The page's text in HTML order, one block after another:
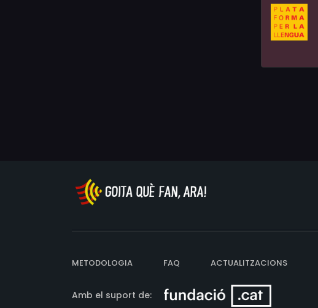
METODOLOGIA FAQ ACTUALITZACIONS
Amb el suport de: